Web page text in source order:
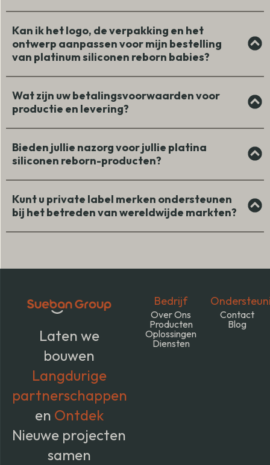
Kan ik het logo, de verpakking en het
ontwerp aanpassen voor mijn bestelling
van platinum siliconen reborn babies?
Wat zijn uw betalingsvoorwaarden voor
productie en levering?
Bieden jullie nazorg voor jullie platina
siliconen reborn-producten?
Kunt u private label merken ondersteunen
bij het betreden van wereldwijde markten?
Laten we
bouwen
Langdurige
partnerschappen
en Ontdek
Nieuwe projecten
samen
Bedrijf
Over Ons
Producten
Oplossingen
Diensten
Contact
Blog